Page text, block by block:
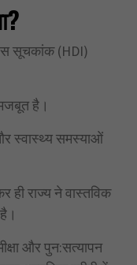
सूचकांक (HDI)
मजबूत है।
स्वास्थ्य समस्याओं
ही राज्य ने वास्तविक
और पुन:सत्यापन